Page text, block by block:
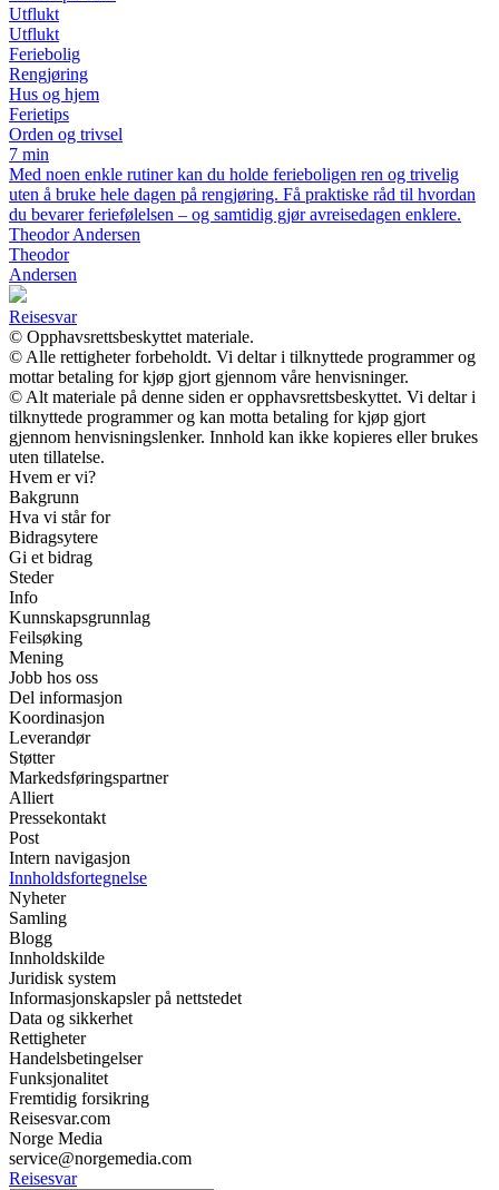
Utflukt
Utflukt
Feriebolig
Rengjøring
Hus og hjem
Ferietips
Orden og trivsel
7 min
Med noen enkle rutiner kan du holde ferieboligen ren og trivelig
uten å bruke hele dagen på rengjøring. Få praktiske råd til hvordan
du bevarer feriefølelsen – og samtidig gjør avreisedagen enklere.
Theodor Andersen
Theodor
Andersen
Reisesvar
© Opphavsrettsbeskyttet materiale.
© Alle rettigheter forbeholdt. Vi deltar i tilknyttede programmer og
mottar betaling for kjøp gjort gjennom våre henvisninger.
© Alt materiale på denne siden er opphavsrettsbeskyttet. Vi deltar i
tilknyttede programmer og kan motta betaling for kjøp gjort
gjennom henvisningslenker. Innhold kan ikke kopieres eller brukes
uten tillatelse.
Hvem er vi?
Bakgrunn
Hva vi står for
Bidragsytere
Gi et bidrag
Steder
Info
Kunnskapsgrunnlag
Feilsøking
Mening
Jobb hos oss
Del informasjon
Koordinasjon
Leverandør
Støtter
Markedsføringspartner
Alliert
Pressekontakt
Post
Intern navigasjon
Innholdsfortegnelse
Nyheter
Samling
Blogg
Innholdskilde
Juridisk system
Informasjonskapsler på nettstedet
Data og sikkerhet
Rettigheter
Handelsbetingelser
Funksjonalitet
Fremtidig forsikring
Reisesvar.com
Norge Media
service@norgemedia.com
Reisesvar